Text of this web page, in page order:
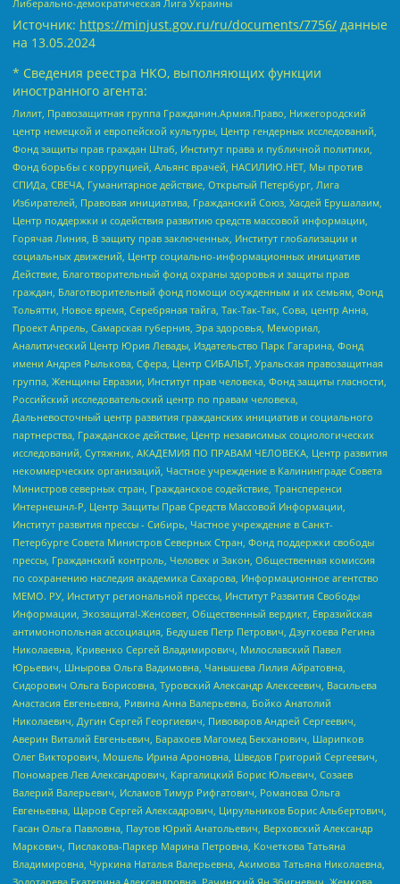
Либерально-демократическая Лига Украины
Источник: https://minjust.gov.ru/ru/documents/7756/ данные
на 13.05.2024
* Сведения реестра НКО, выполняющих функции
иностранного агента:
Лилит, Правозащитная группа Гражданин.Армия.Право, Нижегородский
центр немецкой и европейской культуры, Центр гендерных исследований,
Фонд защиты прав граждан Штаб, Институт права и публичной политики,
Фонд борьбы с коррупцией, Альянс врачей, НАСИЛИЮ.НЕТ, Мы против
СПИДа, СВЕЧА, Гуманитарное действие, Открытый Петербург, Лига
Избирателей, Правовая инициатива, Гражданский Союз, Хасдей Ерушалаим,
Центр поддержки и содействия развитию средств массовой информации,
Горячая Линия, В защиту прав заключенных, Институт глобализации и
социальных движений, Центр социально-информационных инициатив
Действие, Благотворительный фонд охраны здоровья и защиты прав
граждан, Благотворительный фонд помощи осужденным и их семьям, Фонд
Тольятти, Новое время, Серебряная тайга, Так-Так-Так, Сова, центр Анна,
Проект Апрель, Самарская губерния, Эра здоровья, Мемориал,
Аналитический Центр Юрия Левады, Издательство Парк Гагарина, Фонд
имени Андрея Рылькова, Сфера, Центр СИБАЛЬТ, Уральская правозащитная
группа, Женщины Евразии, Институт прав человека, Фонд защиты гласности,
Российский исследовательский центр по правам человека,
Дальневосточный центр развития гражданских инициатив и социального
партнерства, Гражданское действие, Центр независимых социологических
исследований, Сутяжник, АКАДЕМИЯ ПО ПРАВАМ ЧЕЛОВЕКА, Центр развития
некоммерческих организаций, Частное учреждение в Калининграде Совета
Министров северных стран, Гражданское содействие, Трансперенси
Интернешнл-Р, Центр Защиты Прав Средств Массовой Информации,
Институт развития прессы - Сибирь, Частное учреждение в Санкт-
Петербурге Совета Министров Северных Стран, Фонд поддержки свободы
прессы, Гражданский контроль, Человек и Закон, Общественная комиссия
по сохранению наследия академика Сахарова, Информационное агентство
МЕМО. РУ, Институт региональной прессы, Институт Развития Свободы
Информации, Экозащита!-Женсовет, Общественный вердикт, Евразийская
антимонопольная ассоциация, Бедушев Петр Петрович, Дзугкоева Регина
Николаевна, Кривенко Сергей Владимирович, Милославский Павел
Юрьевич, Шнырова Ольга Вадимовна, Чанышева Лилия Айратовна,
Сидорович Ольга Борисовна, Туровский Александр Алексеевич, Васильева
Анастасия Евгеньевна, Ривина Анна Валерьевна, Бойко Анатолий
Николаевич, Дугин Сергей Георгиевич, Пивоваров Андрей Сергеевич,
Аверин Виталий Евгеньевич, Барахоев Магомед Бекханович, Шарипков
Олег Викторович, Мошель Ирина Ароновна, Шведов Григорий Сергеевич,
Пономарев Лев Александрович, Каргалицкий Борис Юльевич, Созаев
Валерий Валерьевич, Исламов Тимур Рифгатович, Романова Ольга
Евгеньевна, Щаров Сергей Алексадрович, Цирульников Борис Альбертович,
Гасан Ольга Павловна, Паутов Юрий Анатольевич, Верховский Александр
Маркович, Пислакова-Паркер Марина Петровна, Кочеткова Татьяна
Владимировна, Чуркина Наталья Валерьевна, Акимова Татьяна Николаевна,